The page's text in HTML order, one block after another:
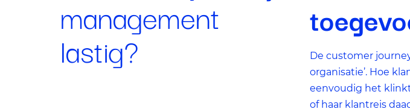
management
lastig?
De customer
organisatie’. Hoe
eenvoudig het
of haar klantreis
nagaan in hoeverre de
websitebezoekers.
dat u steeds dezelfde